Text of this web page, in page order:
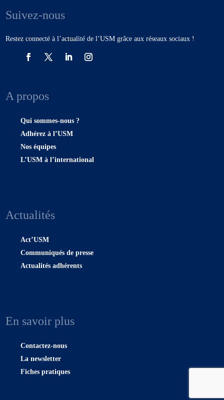
Suivez-nous
Restez connecté à l’actualité de l’USM grâce aux réseaux sociaux !
A propos
Qui sommes-nous ?
Adhérez à l’USM
Nos équipes
L’USM à l’international
Actualités
Act’USM
Communiqués de presse
Actualités adhérents
En savoir plus
Contactez-nous
La newsletter
Fiches pratiques